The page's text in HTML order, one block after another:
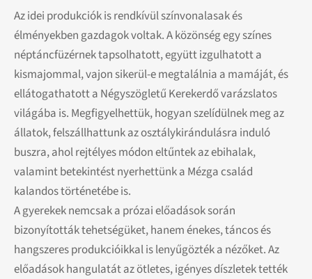
Az idei produkciók is rendkívül színvonalasak és
élményekben gazdagok voltak. A közönség egy színes
néptáncfüzérnek tapsolhatott, együtt izgulhatott a
kismajommal, vajon sikerül-e megtalálnia a mamáját, és
ellátogathatott a Négyszögletű Kerekerdő varázslatos
világába is. Megfigyelhettük, hogyan szelídülnek meg az
állatok, felszállhattunk az osztálykirándulásra induló
buszra, ahol rejtélyes módon eltűntek az ebihalak,
valamint betekintést nyerhettünk a Mézga család
kalandos történetébe is.
A gyerekek nemcsak a prózai előadások során
bizonyították tehetségüket, hanem énekes, táncos és
hangszeres produkcióikkal is lenyűgözték a nézőket. Az
előadások hangulatát az ötletes, igényes díszletek tették